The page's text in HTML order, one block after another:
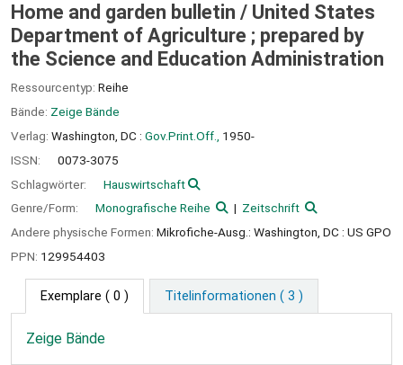
Home and garden bulletin / United States
Department of Agriculture ; prepared by
the Science and Education Administration
Ressourcentyp: Reihe
Bände: Zeige Bände
Verlag: Washington, DC : Gov.Print.Off.,
1950-
ISSN:
0073-3075
Schlagwörter:
Hauswirtschaft
Genre/Form:
Monografische Reihe
Zeitschrift
Andere physische Formen: Mikrofiche-Ausg.: Washington, DC : US GPO
PPN: 129954403
Exemplare ( 0 ) Titelinformationen ( 3 )
Zeige Bände